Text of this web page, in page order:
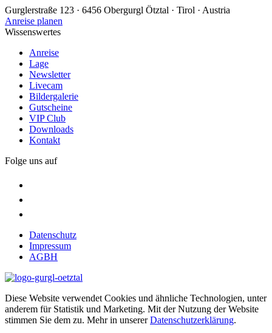
Gurglerstraße 123 · 6456 Obergurgl Ötztal · Tirol · Austria
Anreise planen
Wissenswertes
Anreise
Lage
Newsletter
Livecam
Bildergalerie
Gutscheine
VIP Club
Downloads
Kontakt
Folge uns auf
Datenschutz
Impressum
AGBH
Diese Website verwendet Cookies und ähnliche Technologien, unter
anderem für Statistik und Marketing. Mit der Nutzung der Website
stimmen Sie dem zu. Mehr in unserer Datenschutzerklärung.